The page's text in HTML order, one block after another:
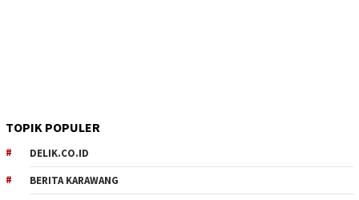
TOPIK POPULER
DELIK.CO.ID
BERITA KARAWANG